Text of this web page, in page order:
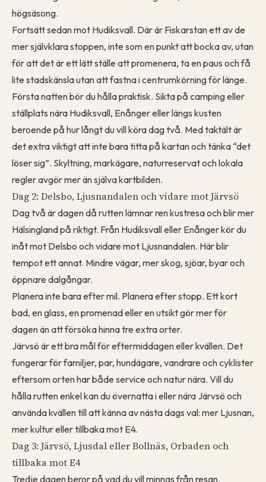
högsäsong.
Fortsätt sedan mot Hudiksvall. Där är Fiskarstan ett av de
mer självklara stoppen, inte som en punkt att bocka av, utan
för att det är ett lätt ställe att promenera, ta en paus och få
lite stadskänsla utan att fastna i centrumkörning för länge.
Första natten bör du hålla praktisk. Sikta på camping eller
ställplats nära Hudiksvall, Enånger eller längs kusten
beroende på hur långt du vill köra dag två. Med taktält är
det extra viktigt att inte bara titta på kartan och tänka “det
löser sig”. Skyltning, markägare, naturreservat och lokala
regler avgör mer än själva kartbilden.
Dag 2: Delsbo, Ljusnandalen och vidare mot Järvsö
Dag två är dagen då rutten lämnar ren kustresa och blir mer
Hälsingland på riktigt. Från Hudiksvall eller Enånger kör du
inåt mot Delsbo och vidare mot Ljusnandalen. Här blir
tempot ett annat. Mindre vägar, mer skog, sjöar, byar och
öppnare dalgångar.
Planera inte bara efter mil. Planera efter stopp. Ett kort
bad, en glass, en promenad eller en utsikt gör mer för
dagen än att försöka hinna tre extra orter.
Järvsö är ett bra mål för eftermiddagen eller kvällen. Det
fungerar för familjer, par, hundägare, vandrare och cyklister
eftersom orten har både service och natur nära. Vill du
hålla rutten enkel kan du övernatta i eller nära Järvsö och
använda kvällen till att känna av nästa dags val: mer Ljusnan,
mer kultur eller tillbaka mot E4.
Dag 3: Järvsö, Ljusdal eller Bollnäs, Orbaden och
tillbaka mot E4
Tredje dagen beror på vad du vill minnas från resan.